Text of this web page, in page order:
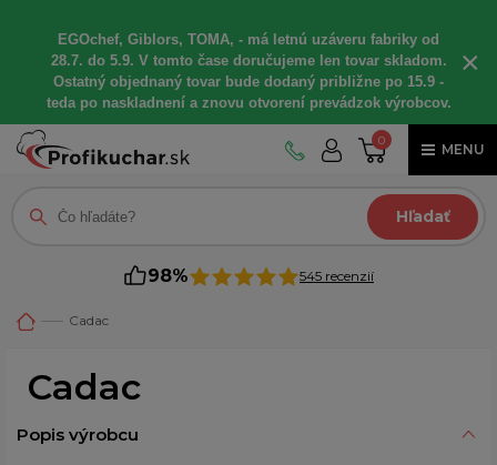
EGOchef, Giblors, TOMA, - má letnú uzáveru fabriky od
28.7. do 5.9. V tomto čase doručujeme len tovar skladom.
Ostatný objednaný tovar bude dodaný približne po 15.9 -
teda po naskladnení a znovu otvorení prevádzok výrobcov.
×
0
MENU
Hľadať
98% 545 recenzií
Cadac
Cadac
Popis výrobcu